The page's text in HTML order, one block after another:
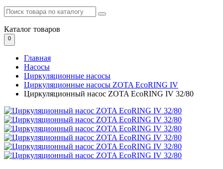
Каталог товаров
0
Главная
Насосы
Циркуляционные насосы
Циркуляционные насосы ZOTA EcoRING IV
Циркуляционный насос ZOTA EcoRING IV 32/80